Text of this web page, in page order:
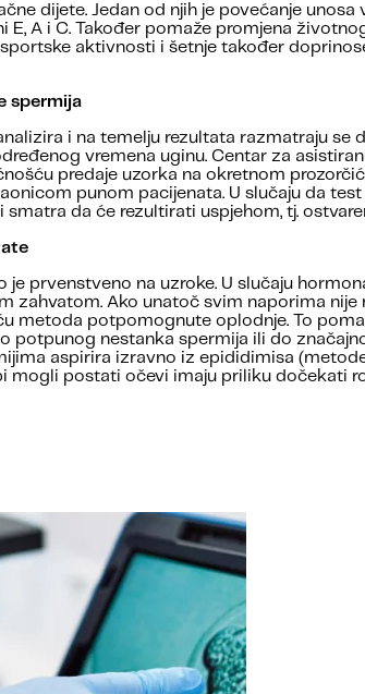
dijete. Jedan od njih je povećanje
A i C. Također pomaže promjena
aktivnosti i šetnje također
spermija
i na temelju rezultata razmatraju se
vremena uginu. Centar za
predaje uzorka na okretnom
punom pacijenata. U slučaju da
da će rezultirati uspjehom, tj.
prvenstveno na uzroke. U slučaju
zahvatom. Ako unatoč svim naporima
metoda potpomognute oplodnje. To
nestanka spermija ili do
aspirira izravno iz epididimisa
mogli postati očevi imaju priliku dočekati